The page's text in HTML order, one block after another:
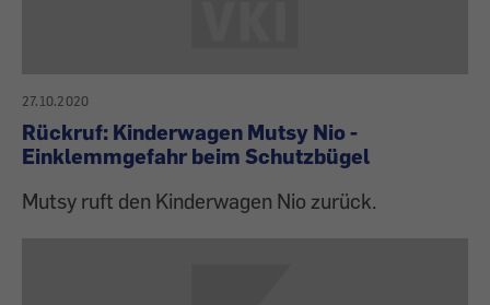
27.10.2020
Rückruf: Kinderwagen Mutsy Nio -
Einklemmgefahr beim Schutzbügel
Mutsy ruft den Kinderwagen Nio zurück.